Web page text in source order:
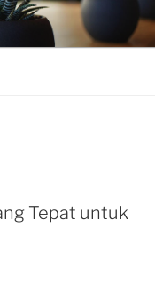
Tepat untuk